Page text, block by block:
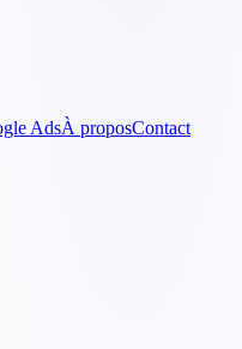
AdsÀ proposContact